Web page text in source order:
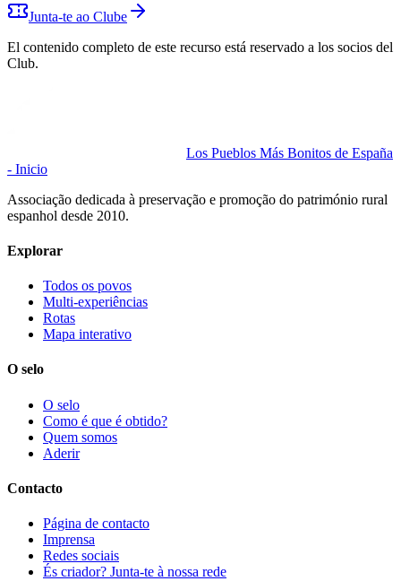
Junta-te ao Clube
El contenido completo de este recurso está reservado a los socios del
Club.
Los Pueblos Más Bonitos de España
- Inicio
Associação dedicada à preservação e promoção do património rural
espanhol desde 2010.
Explorar
Todos os povos
Multi-experiências
Rotas
Mapa interativo
O selo
O selo
Como é que é obtido?
Quem somos
Aderir
Contacto
Página de contacto
Imprensa
Redes sociais
És criador? Junta-te à nossa rede